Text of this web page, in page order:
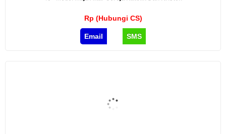
Rp (Hubungi CS)
Email SMS